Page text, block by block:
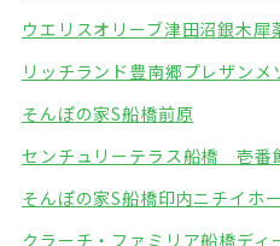
ウエリスオリーブ津田沼銀木犀
リッチランド豊南郷プレザンメ
そんぽの家S船橋前原
センチュリーテラス船橋 壱番
そんぽの家S船橋印内ニチイホ
クラーチ・ファミリア船橋ディ